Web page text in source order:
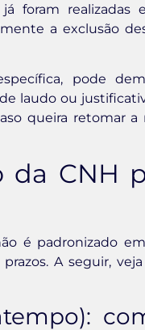
foram realizadas
a exclusão
pode
laudo ou
queira retomar a
da CNH
é padronizado
A seguir,